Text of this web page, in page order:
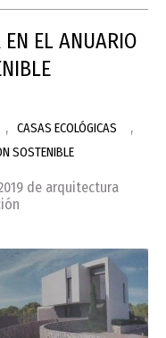
EN EL ANUARIO
, CASAS ECOLÓGICAS ,
SOSTENIBLE
de arquitectura